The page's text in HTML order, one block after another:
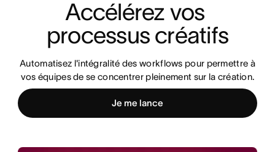
Accélérez vos
processus créatifs
Automatisez l'intégralité des workflows pour permettre à
vos équipes de se concentrer pleinement sur la création.
Je me lance